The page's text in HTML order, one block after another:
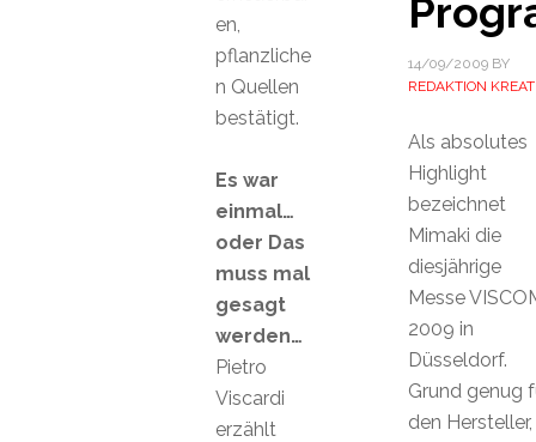
14/09/2009BY
REDAKTION
Als absolutes
Highlight
bezeichnet
Mimaki die
diesjährige
Messe
2009 in
Düsseldorf.
Grund genug
den Hersteller,
en,
pflanzliche
n Quellen
bestätigt.
Es war
einmal…
oder Das
muss mal
gesagt
werden…
Pietro
Viscardi
erzählt